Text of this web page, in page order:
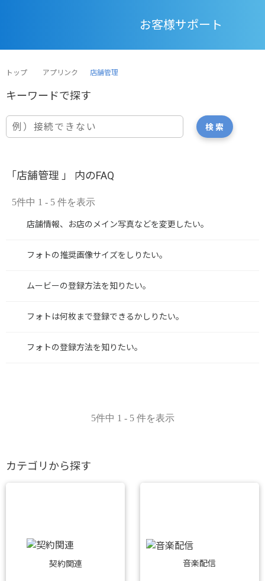
お客様サポート
トップ アプリンク 店舗管理
「店舗管理 」 内のFAQ
5件中 1 - 5 件を表示
店舗情報、お店のメイン写真などを変更したい。
フォトの推奨画像サイズをしりたい。
ムービーの登録方法を知りたい。
フォトは何枚まで登録できるかしりたい。
フォトの登録方法を知りたい。
5件中 1 - 5 件を表示
カテゴリから探す
契約関連 音楽配信